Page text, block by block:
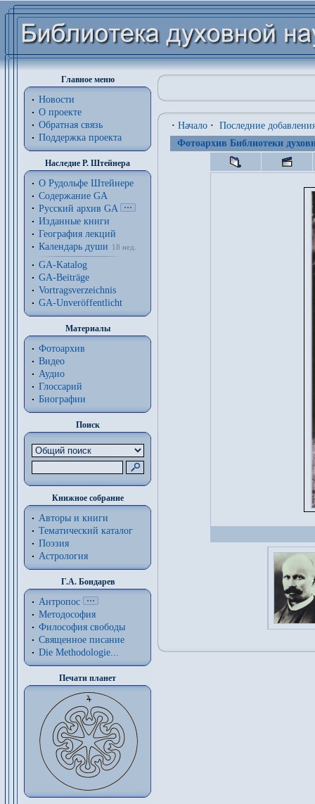
Главное меню
Новости
О проекте
Обратная связь
Поддержка проекта
Наследие Р. Штейнера
О Рудольфе Штейнере
Содержание GA
Русский архив GA
Изданные книги
География лекций
Календарь души
18 нед.
GA-Katalog
GA-Beiträge
Vortragsverzeichnis
GA-Unveröffentlicht
Материалы
Фотоархив
Видео
Аудио
Глоссарий
Биографии
Поиск
Книжное собрание
Авторы и книги
Тематический каталог
Поэзия
Астрология
Г.А. Бондарев
Антропос
Методософия
Философия cвободы
Священное писание
Die Methodologie...
Печати планет
· Начало · Последние
Фотоархив Библиотеки